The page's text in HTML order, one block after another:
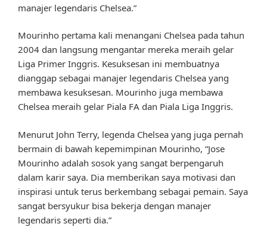
manajer legendaris Chelsea.”
Mourinho pertama kali menangani Chelsea pada tahun
2004 dan langsung mengantar mereka meraih gelar
Liga Primer Inggris. Kesuksesan ini membuatnya
dianggap sebagai manajer legendaris Chelsea yang
membawa kesuksesan. Mourinho juga membawa
Chelsea meraih gelar Piala FA dan Piala Liga Inggris.
Menurut John Terry, legenda Chelsea yang juga pernah
bermain di bawah kepemimpinan Mourinho, “Jose
Mourinho adalah sosok yang sangat berpengaruh
dalam karir saya. Dia memberikan saya motivasi dan
inspirasi untuk terus berkembang sebagai pemain. Saya
sangat bersyukur bisa bekerja dengan manajer
legendaris seperti dia.”